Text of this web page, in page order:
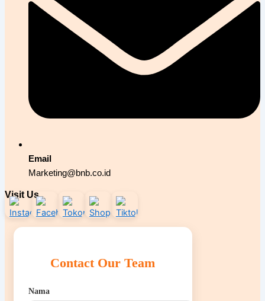
Email
Marketing@bnb.co.id
Visit Us
Contact Our Team
Nama